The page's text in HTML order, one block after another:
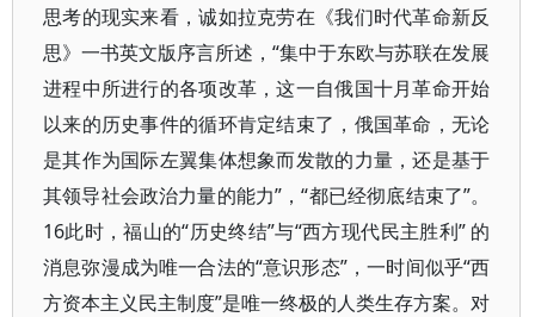
思考的现实来看，诚如拉克劳在《我们时代革命新反
思》一书英文版序言所述，“集中于东欧与苏联在发展
进程中所进行的各项改革，这一自俄国十月革命开始
以来的历史事件的循环肯定结束了，俄国革命，无论
是其作为国际左翼集体想象而发散的力量，还是基于
其领导社会政治力量的能力”，“都已经彻底结束了”。
16此时，福山的“历史终结”与“西方现代民主胜利” 的
消息弥漫成为唯一合法的“意识形态”，一时间似乎“西
方资本主义民主制度”是唯一终极的人类生存方案。对